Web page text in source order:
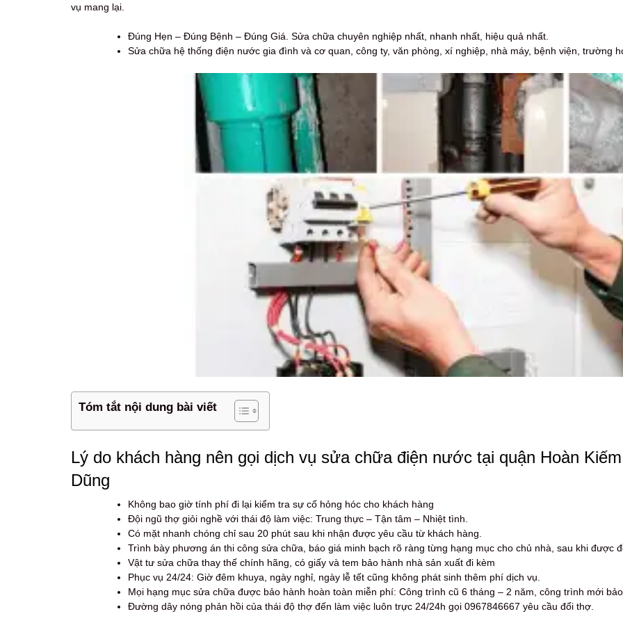
vụ mang lại.
Đúng Hẹn – Đúng Bệnh – Đúng Giá. Sửa chữa chuyên nghiệp nhất, nhanh nhất, hiệu quả nhất.
Sửa chữa hệ thống điện nước gia đình và cơ quan, công ty, văn phòng, xí nghiệp, nhà máy, bệnh viện, trường
Tóm tắt nội dung bài viết
Lý do khách hàng nên gọi dịch vụ sửa chữa điện nước tại quận Hoàn
Dũng
Không bao giờ tính phí đi lại kiểm tra sự cố hỏng hóc cho khách hàng
Đội ngũ thợ giỏi nghề với thái độ làm việc: Trung thực – Tận tâm – Nhiệt tình.
Có mặt nhanh chóng chỉ sau 20 phút sau khi nhận được yêu cầu từ khách hàng.
Trình bày phương án thi công sửa chữa, báo giá minh bạch rõ ràng từng hạng mục cho chủ nhà, sau khi được
Vật tư sửa chữa thay thế chính hãng, có giấy và tem bảo hành nhà sản xuất đi kèm
Phục vụ 24/24: Giờ đêm khuya, ngày nghỉ, ngày lễ tết cũng không phát sinh thêm phí dịch vụ.
Mọi hạng mục sửa chữa được bảo hành hoàn toàn miễn phí: Công trình cũ 6 tháng – 2 năm, công trình mới
Đường dây nóng phản hồi của thái độ thợ đến làm việc luôn trực 24/24h gọi 0967846667 yêu cầu đổi thợ.